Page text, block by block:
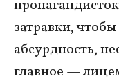
затравки,
абсурдность,
главное —